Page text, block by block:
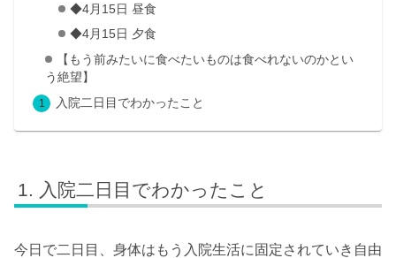
◆4月15日 昼食
◆4月15日 夕食
【もう前みたいに食べたいものは食べれないのかとい
う絶望】
入院二日目でわかったこと
入院二日目でわかったこと
今日で二日目、身体はもう入院生活に固定されていき自由